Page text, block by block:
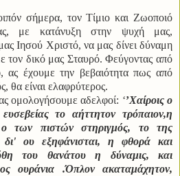
τον Τίμιο και Ζωοποιό
με κατάνυξη στην ψυχή μας,
Ιησού Χριστό, να μας δίνει δύναμη
τον δικό μας Σταυρό. Φεύγοντας από
ας έχουμε την βεβαιότητα πως από
θα είναι ελαφρύτερος.
αδελφοί: ‘’Χαίροις ο
το αήττητον τρόπαιον,η
των πιστών στηριγμός, το της
δι' ου εξηφάνισται, η φθορά και
του θανάτου η δύναμις, και
ουράνια .Όπλον ακαταμάχητον,